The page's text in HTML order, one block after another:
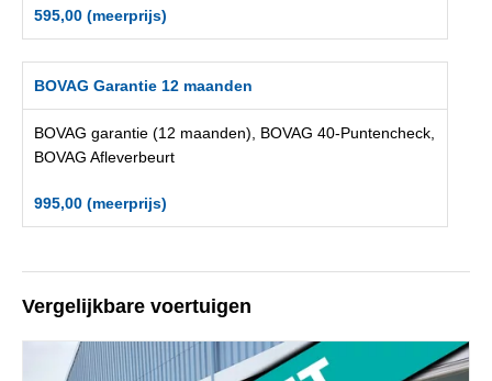
595,00 (meerprijs)
BOVAG Garantie 12 maanden
BOVAG garantie (12 maanden), BOVAG 40-Puntencheck,
BOVAG Afleverbeurt
995,00 (meerprijs)
Vergelijkbare voertuigen